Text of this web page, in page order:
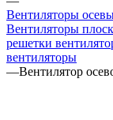
Вентиляторы
Вентиляторы
решетки
вентиляторы
—Вентилятор